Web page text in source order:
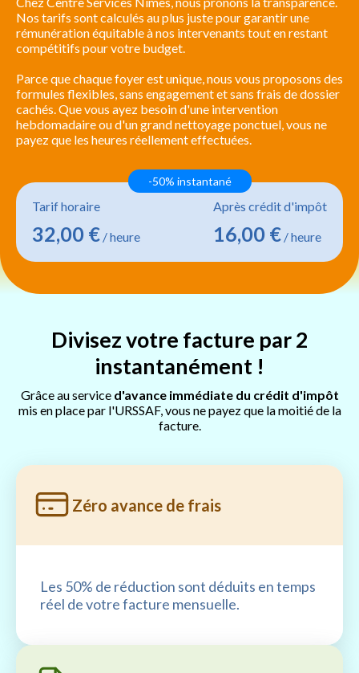
Nos tarifs sont calculés au plus juste pour garantir une
rémunération équitable à nos intervenants tout en restant
compétitifs pour votre budget.
Parce que chaque foyer est unique, nous vous proposons des
formules flexibles, sans engagement et sans frais de dossier
cachés. Que vous ayez besoin d'une intervention
hebdomadaire ou d'un grand nettoyage ponctuel, vous ne
payez que les heures réellement effectuées.
Tarif horaire
32,00 € / heure
Après crédit d'impôt
16,00 € / heure
-50% instantané
Divisez votre facture par 2
instantanément !
Grâce au service d'avance immédiate du crédit d'impôt
mis en place par l'URSSAF, vous ne payez que la moitié de la
facture.
Zéro avance de frais
Les 50% de réduction sont déduits en temps
réel de votre facture mensuelle.